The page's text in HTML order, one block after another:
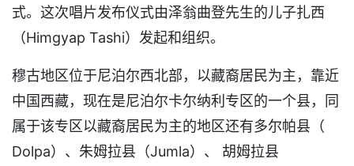
式。这次唱片发布仪式由泽翁曲登先生的儿子扎西
（Himgyap Tashi）发起和组织。
穆古地区位于尼泊尔西北部，以藏裔居民为主，靠近
中国西藏，现在是尼泊尔卡尔纳利专区的一个县，同
属于该专区以藏裔居民为主的地区还有多尔帕县（
Dolpa）、朱姆拉县（Jumla）、 胡姆拉县